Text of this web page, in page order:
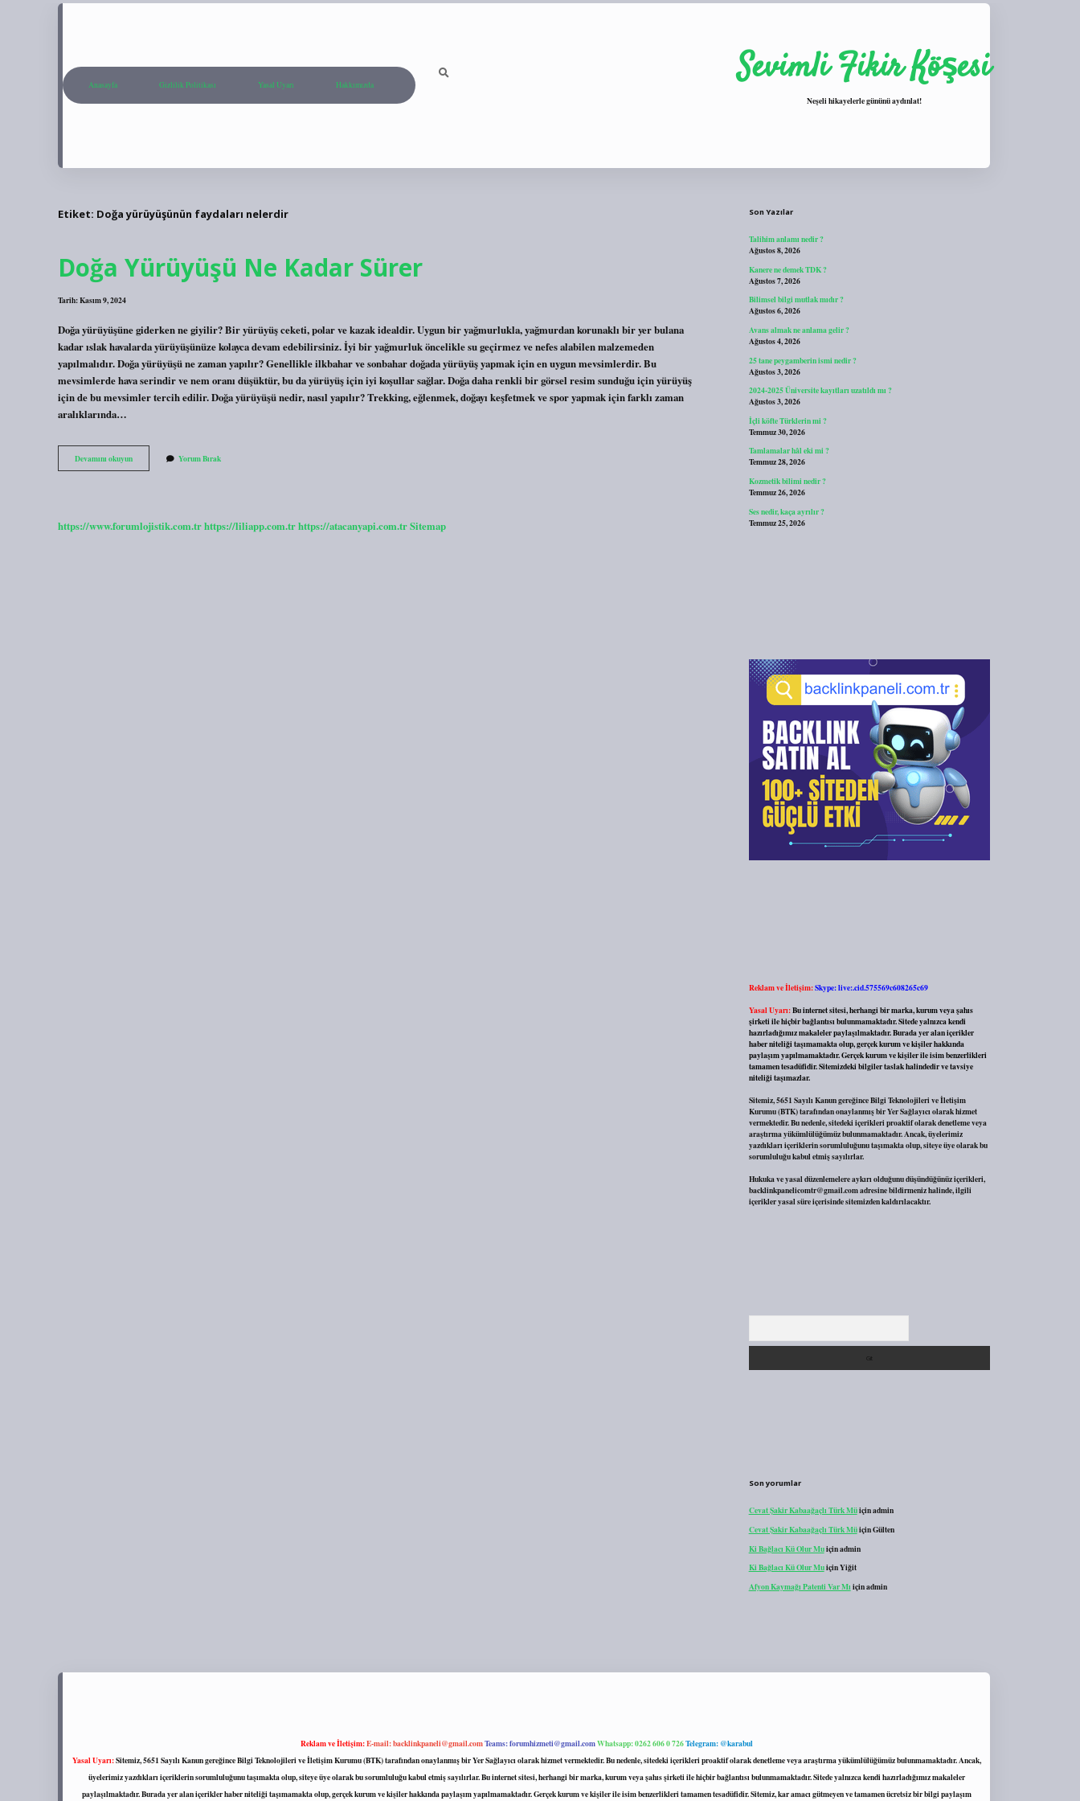
Anasayfa Gizlilik Politikası Yasal Uyarı Hakkımızda Sevimli Fikir Köşesi
Neşeli hikayelerle gününü aydınlat!
Etiket: Doğa yürüyüşünün faydaları nelerdir
Doğa Yürüyüşü Ne Kadar Sürer
Tarih: Kasım 9, 2024
Doğa yürüyüşüne giderken ne giyilir? Bir yürüyüş ceketi, polar ve kazak idealdir. Uygun bir yağmurlukla, yağmurdan korunaklı bir yer bulana
kadar ıslak havalarda yürüyüşünüze kolayca devam edebilirsiniz. İyi bir yağmurluk öncelikle su geçirmez ve nefes alabilen malzemeden
yapılmalıdır. Doğa yürüyüşü ne zaman yapılır? Genellikle ilkbahar ve sonbahar doğada yürüyüş yapmak için en uygun mevsimlerdir. Bu
mevsimlerde hava serindir ve nem oranı düşüktür, bu da yürüyüş için iyi koşullar sağlar. Doğa daha renkli bir görsel resim sunduğu için yürüyüş
için de bu mevsimler tercih edilir. Doğa yürüyüşü nedir, nasıl yapılır? Trekking, eğlenmek, doğayı keşfetmek ve spor yapmak için farklı zaman
aralıklarında…
Devamını okuyunDoğa
Yürüyüşü
Yorum Bırak
https://www.forumlojistik.com.trhttps://liliapp.com.trhttps://atacanyapi.com.trSitemap
Son Yazılar
Talihim anlamı nedir ?
Ağustos 8, 2026
Kanere ne demek TDK ?
Ağustos 7, 2026
Bilimsel bilgi mutlak mıdır ?
Ağustos 6, 2026
Avans almak ne anlama gelir ?
Ağustos 4, 2026
25 tane peygamberin ismi nedir ?
Ağustos 3, 2026
2024-2025 Üniversite kayıtları uzatıldı mı ?
Ağustos 3, 2026
İçli köfte Türklerin mi ?
Temmuz 30, 2026
Tamlamalar hâl eki mi ?
Temmuz 28, 2026
Kozmetik bilimi nedir ?
Temmuz 26, 2026
Ses nedir, kaça ayrılır ?
Temmuz 25, 2026
Reklam ve İletişim:Skype: live:.cid.575569c608265c69
Yasal Uyarı:Bu internet sitesi, herhangi bir marka, kurum veya şahıs
şirketi ile hiçbir bağlantısı bulunmamaktadır. Sitede yalnızca kendi
hazırladığımız makaleler paylaşılmaktadır. Burada yer alan içerikler
haber niteliği taşımamakta olup, gerçek kurum ve kişiler hakkında
paylaşım yapılmamaktadır. Gerçek kurum ve kişiler ile isim benzerlikleri
tamamen tesadüfidir. Sitemizdeki bilgiler taslak halindedir ve tavsiye
niteliği taşımazlar.
Sitemiz, 5651 Sayılı Kanun gereğince Bilgi Teknolojileri ve İletişim
Kurumu (BTK) tarafından onaylanmış bir Yer Sağlayıcı olarak hizmet
vermektedir. Bu nedenle, sitedeki içerikleri proaktif olarak denetleme veya
araştırma yükümlülüğümüz bulunmamaktadır. Ancak, üyelerimiz
yazdıkları içeriklerin sorumluluğunu taşımakta olup, siteye üye olarak bu
sorumluluğu kabul etmiş sayılırlar.
Hukuka ve yasal düzenlemelere aykırı olduğunu düşündüğünüz içerikleri,
backlinkpanelicomtr@gmail.comadresine bildirmeniz halinde, ilgili
içerikler yasal süre içerisinde sitemizden kaldırılacaktır.
Son yorumlar
Cevat Şakir Kabaağaçlı Türk Müiçinadmin
Cevat Şakir Kabaağaçlı Türk MüiçinGülten
Ki Bağlacı Kü Olur Muiçinadmin
Ki Bağlacı Kü Olur MuiçinYiğit
Afyon Kaymağı Patenti Var Mı içinadmin
Reklam ve İletişim:E-mail:backlinkpaneli@gmail.comTeams:forumhizmeti@gmail.comWhatsapp: 0262 606 0 726Telegram: @karabul
Yasal Uyarı:Sitemiz, 5651 Sayılı Kanun gereğince Bilgi Teknolojileri ve İletişim Kurumu (BTK) tarafından onaylanmış bir Yer Sağlayıcı olarak hizmet vermektedir. Bu nedenle, sitedeki içerikleri proaktif olarak denetleme veya araştırma yükümlülüğümüz bulunmamaktadır. Ancak,
üyelerimiz yazdıkları içeriklerin sorumluluğunu taşımakta olup, siteye üye olarak bu sorumluluğu kabul etmiş sayılırlar. Bu internet sitesi, herhangi bir marka, kurum veya şahıs şirketi ile hiçbir bağlantısı bulunmamaktadır. Sitede yalnızca kendi hazırladığımız makaleler
paylaşılmaktadır. Burada yer alan içerikler haber niteliği taşımamakta olup, gerçek kurum ve kişiler hakkında paylaşım yapılmamaktadır. Gerçek kurum ve kişiler ile isim benzerlikleri tamamen tesadüfidir. Sitemiz, kar amacı gütmeyen ve tamamen ücretsiz bir bilgi paylaşım